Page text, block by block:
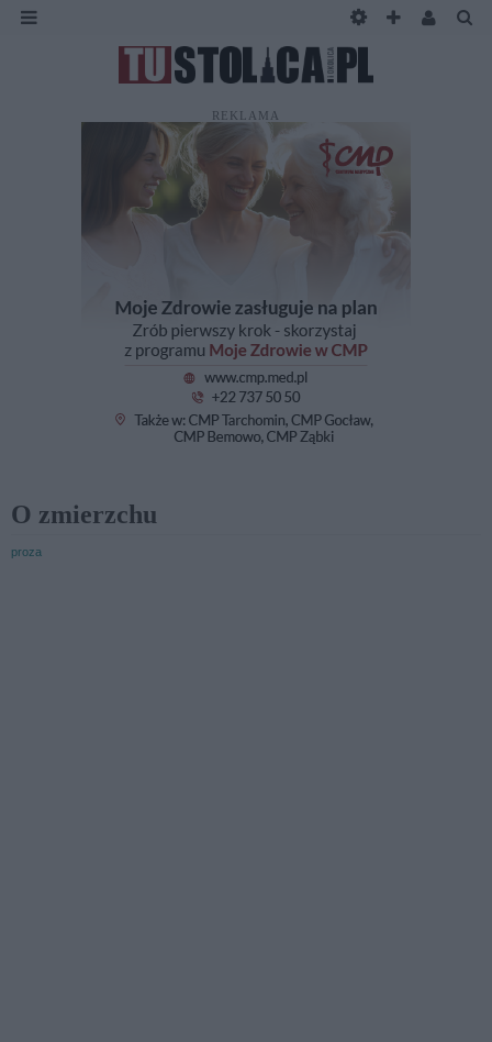
REKLAMA
O zmierzchu
proza